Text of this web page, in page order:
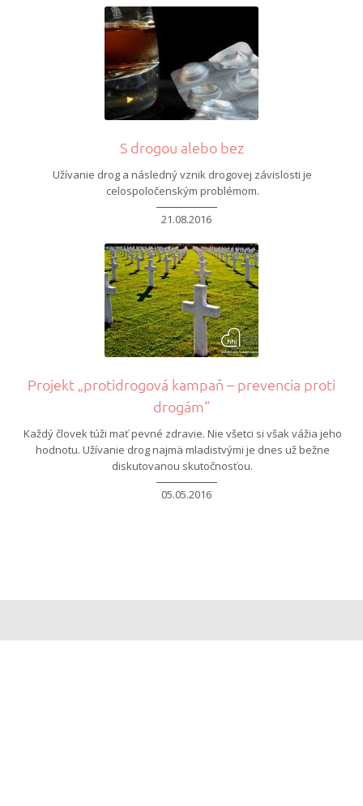
S drogou alebo bez
Užívanie drog a následný vznik drogovej závislosti je
celospoločenským problémom.
21.08.2016
Projekt „protidrogová kampaň – prevencia proti
drogám“
Každý človek túži mať pevné zdravie. Nie všetci si však vážia jeho
hodnotu. Užívanie drog najmä mladistvými je dnes už bežne
diskutovanou skutočnosťou.
05.05.2016